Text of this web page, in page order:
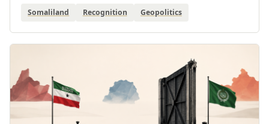
Somaliland Recognition Geopolitics